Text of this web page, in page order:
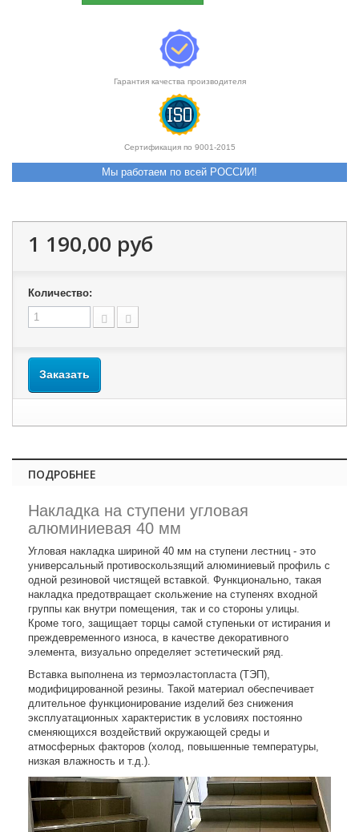
Гарантия качества производителя
Сертификация по 9001-2015
Мы работаем по всей РОССИИ!
1 190,00 руб
Количество:
Заказать
ПОДРОБНЕЕ
Накладка на ступени угловая
алюминиевая 40 мм
Угловая накладка шириной 40 мм на ступени лестниц - это
универсальный противоскользящий алюминиевый профиль с
одной резиновой чистящей вставкой. Функционально, такая
накладка предотвращает скольжение на ступенях входной
группы как внутри помещения, так и со стороны улицы.
Кроме того, защищает торцы самой ступеньки от истирания и
преждевременного износа, в качестве декоративного
элемента, визуально определяет эстетический ряд.
Вставка выполнена из термоэластопласта (ТЭП),
модифицированной резины. Такой материал обеспечивает
длительное функционирование изделий без снижения
эксплуатационных характеристик в условиях постоянно
сменяющихся воздействий окружающей среды и
атмосферных факторов (холод, повышенные температуры,
низкая влажность и т.д.).